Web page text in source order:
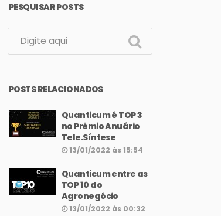
PESQUISAR POSTS
POSTS RELACIONADOS
Quanticum é TOP 3
no Prêmio Anuário
Tele.Síntese
13/01/2022 às 15:54
Quanticum entre as
TOP 10 do
Agronegócio
13/01/2022 às 00:32